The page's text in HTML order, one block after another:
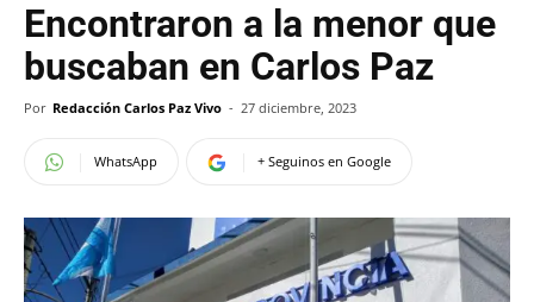
Encontraron a la menor que
buscaban en Carlos Paz
Por Redacción Carlos Paz Vivo - 27 diciembre, 2023
WhatsApp + Seguinos en Google